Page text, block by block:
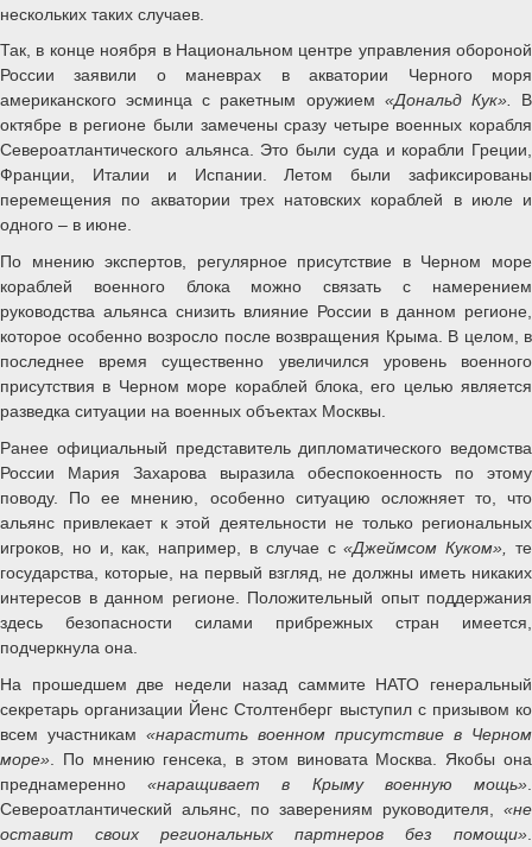
нескольких таких случаев.
Так, в конце ноября в Национальном центре управления обороной
России заявили о маневрах в акватории Черного моря
американского эсминца с ракетным оружием «Дональд Кук».
В
октябре в регионе были замечены сразу четыре военных корабля
Североатлантического альянса. Это были суда и корабли Греции,
Франции, Италии и Испании. Летом были зафиксированы
перемещения по акватории трех натовских кораблей в июле и
одного – в июне.
По мнению экспертов, регулярное присутствие в Черном море
кораблей военного блока можно связать с намерением
руководства альянса снизить влияние России в данном регионе,
которое особенно возросло после возвращения Крыма. В целом, в
последнее время существенно увеличился уровень военного
присутствия в Черном море кораблей блока, его целью является
разведка ситуации на военных объектах Москвы.
Ранее официальный представитель дипломатического ведомства
России Мария Захарова выразила обеспокоенность по этому
поводу. По ее мнению, особенно ситуацию осложняет то, что
альянс привлекает к этой деятельности не только региональных
игроков, но и, как, например, в случае с«Джеймсом Куком»,
те
государства, которые, на первый взгляд, не должны иметь никаких
интересов в данном регионе. Положительный опыт поддержания
здесь безопасности силами прибрежных стран имеется,
подчеркнула она.
На прошедшем две недели назад саммите НАТО генеральный
секретарь организации Йенс Столтенберг выступил с призывом ко
всем участникам «нарастить военном присутствие в Черном
море» . По мнению генсека, в этом виновата Москва. Якобы она
преднамеренно«наращивает в Крыму военную мощь»
Североатлантический альянс, по заверениям руководителя, «не
оставит своих региональных партнеров без помощи»